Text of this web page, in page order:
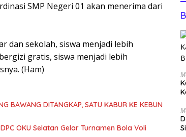
SMP Negeri 01 akan menerima dari
dan sekolah, siswa menjadi lebih
gratis, siswa menjadi lebih
(Ham)
BAWANG DITANGKAP, SATU KABUR KE KEBUN
OKU Selatan Gelar Turnamen Bola Voli